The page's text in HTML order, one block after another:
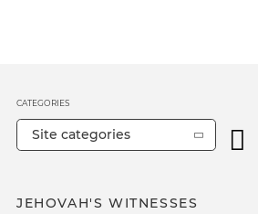
JEHOVAH'S WITNESSES
CATEGORIES
Site categories